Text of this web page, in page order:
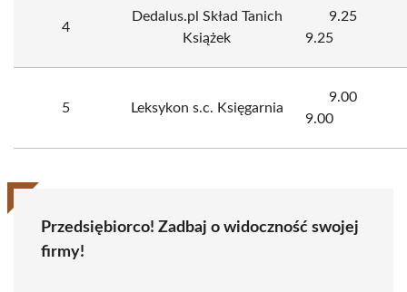
4
Dedalus.pl Skład Tanich
Książek
9.25
9.25
5 Leksykon s.c. Księgarnia
9.00
9.00
Przedsiębiorco! Zadbaj o widoczność swojej
firmy!